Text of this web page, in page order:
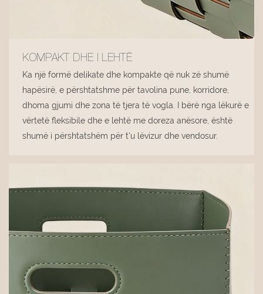
KOMPAKT DHE I LEHTË
Ka një formë delikate dhe kompakte që nuk zë shumë
hapësirë, e përshtatshme për tavolina pune, korridore,
dhoma gjumi dhe zona të tjera të vogla. I bërë nga lëkurë e
vërtetë fleksibile dhe e lehtë me doreza anësore, është
shumë i përshtatshëm për t'u lëvizur dhe vendosur.